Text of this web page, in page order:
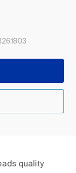
ID
quality